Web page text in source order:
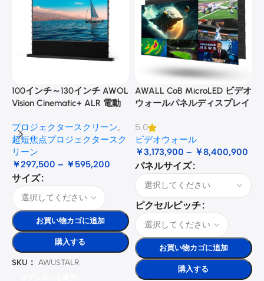
100インチ～130インチ AWOL
Vision Cinematic+ ALR 電動
プロジェクタースクリーン,
超短焦点プロジェクタースク
リーン
￥297,500 – ￥595,200
サイズ
お買い物カゴに追加
購入する
SKU： AWUSTALR
AWALL CoB MicroLED ビデオ
ウォールパネルディスプレイ
5.0
ビデオウォール
￥3,173,900 – ￥8,400,900
パネルサイズ
ピクセルピッチ
お買い物カゴに追加
購入する